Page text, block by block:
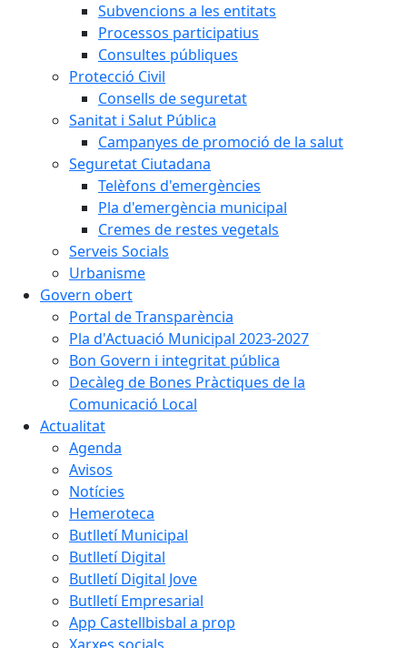
Subvencions a les entitats
Processos participatius
Consultes públiques
Protecció Civil
Consells de seguretat
Sanitat i Salut Pública
Campanyes de promoció de la salut
Seguretat Ciutadana
Telèfons d'emergències
Pla d'emergència municipal
Cremes de restes vegetals
Serveis Socials
Urbanisme
Govern obert
Portal de Transparència
Pla d'Actuació Municipal 2023-2027
Bon Govern i integritat pública
Decàleg de Bones Pràctiques de la
Comunicació Local
Actualitat
Agenda
Avisos
Notícies
Hemeroteca
Butlletí Municipal
Butlletí Digital
Butlletí Digital Jove
Butlletí Empresarial
App Castellbisbal a prop